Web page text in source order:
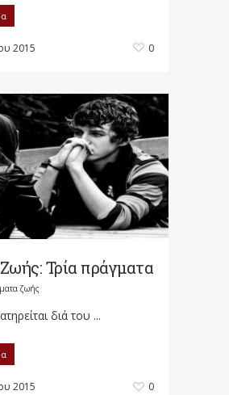
2015 0
Τρία πράγματα
ζωής
διά του ...
2015 0